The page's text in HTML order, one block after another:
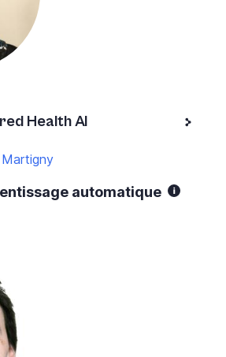
Health AI
automatique